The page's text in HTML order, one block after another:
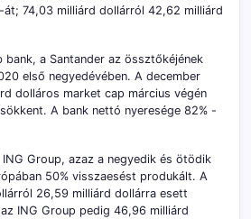
át; 74,03 milliárd dollárról 42,62 milliárd
bank, a Santander az össztőkéjének
első negyedévében. A december
dolláros market cap március végén
A bank nettó nyeresége 82% -
Group, azaz a negyedik és ötödik
50% visszaesést produkált. A
26,59 milliárd dollárra esett
ING Group pedig 46,96 milliárd